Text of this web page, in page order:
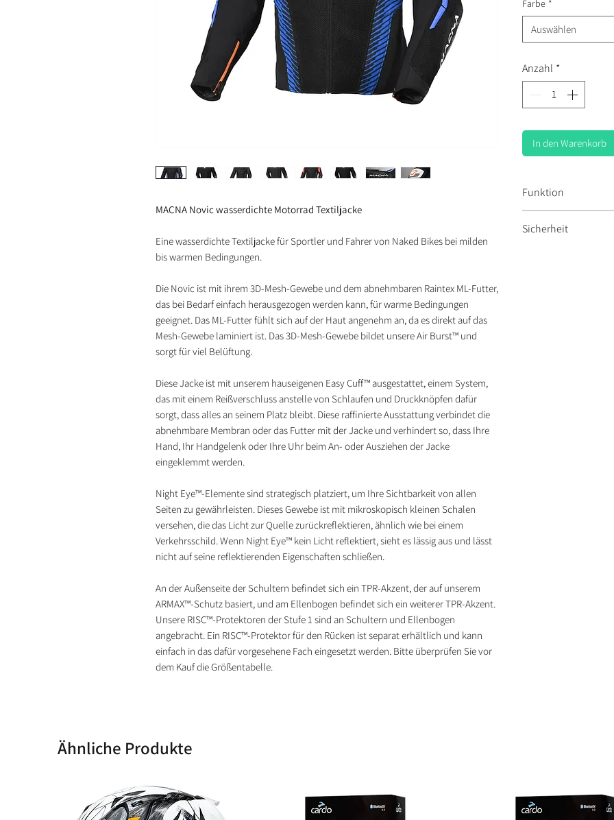
MACNA Novic wasserdichte Motorrad Textiljacke
Eine wasserdichte Textiljacke für Sportler und Fahrer von Naked Bikes bei milden
bis warmen Bedingungen.
Die Novic ist mit ihrem 3D-Mesh-Gewebe und dem abnehmbaren Raintex ML-Futter,
das bei Bedarf einfach herausgezogen werden kann, für warme Bedingungen
geeignet. Das ML-Futter fühlt sich auf der Haut angenehm an, da es direkt auf das
Mesh-Gewebe laminiert ist. Das 3D-Mesh-Gewebe bildet unsere Air Burst™ und
sorgt für viel Belüftung.
Diese Jacke ist mit unserem hauseigenen Easy Cuff™ ausgestattet, einem System,
das mit einem Reißverschluss anstelle von Schlaufen und Druckknöpfen dafür
sorgt, dass alles an seinem Platz bleibt. Diese raffinierte Ausstattung verbindet die
abnehmbare Membran oder das Futter mit der Jacke und verhindert so, dass Ihre
Hand, Ihr Handgelenk oder Ihre Uhr beim An- oder Ausziehen der Jacke
eingeklemmt werden.
Night Eye™-Elemente sind strategisch platziert, um Ihre Sichtbarkeit von allen
Seiten zu gewährleisten. Dieses Gewebe ist mit mikroskopisch kleinen Schalen
versehen, die das Licht zur Quelle zurückreflektieren, ähnlich wie bei einem
Verkehrsschild. Wenn Night Eye™ kein Licht reflektiert, sieht es lässig aus und lässt
nicht auf seine reflektierenden Eigenschaften schließen.
An der Außenseite der Schultern befindet sich ein TPR-Akzent, der auf unserem
ARMAX™-Schutz basiert, und am Ellenbogen befindet sich ein weiterer TPR-Akzent.
Unsere RISC™-Protektoren der Stufe 1 sind an Schultern und Ellenbogen
angebracht. Ein RISC™-Protektor für den Rücken ist separat erhältlich und kann
einfach in das dafür vorgesehene Fach eingesetzt werden. Bitte überprüfen Sie vor
dem Kauf die Größentabelle.
Farbe *
Auswählen
Anzahl *
In den Warenkorb
Funktion
Sicherheit
Ähnliche Produkte